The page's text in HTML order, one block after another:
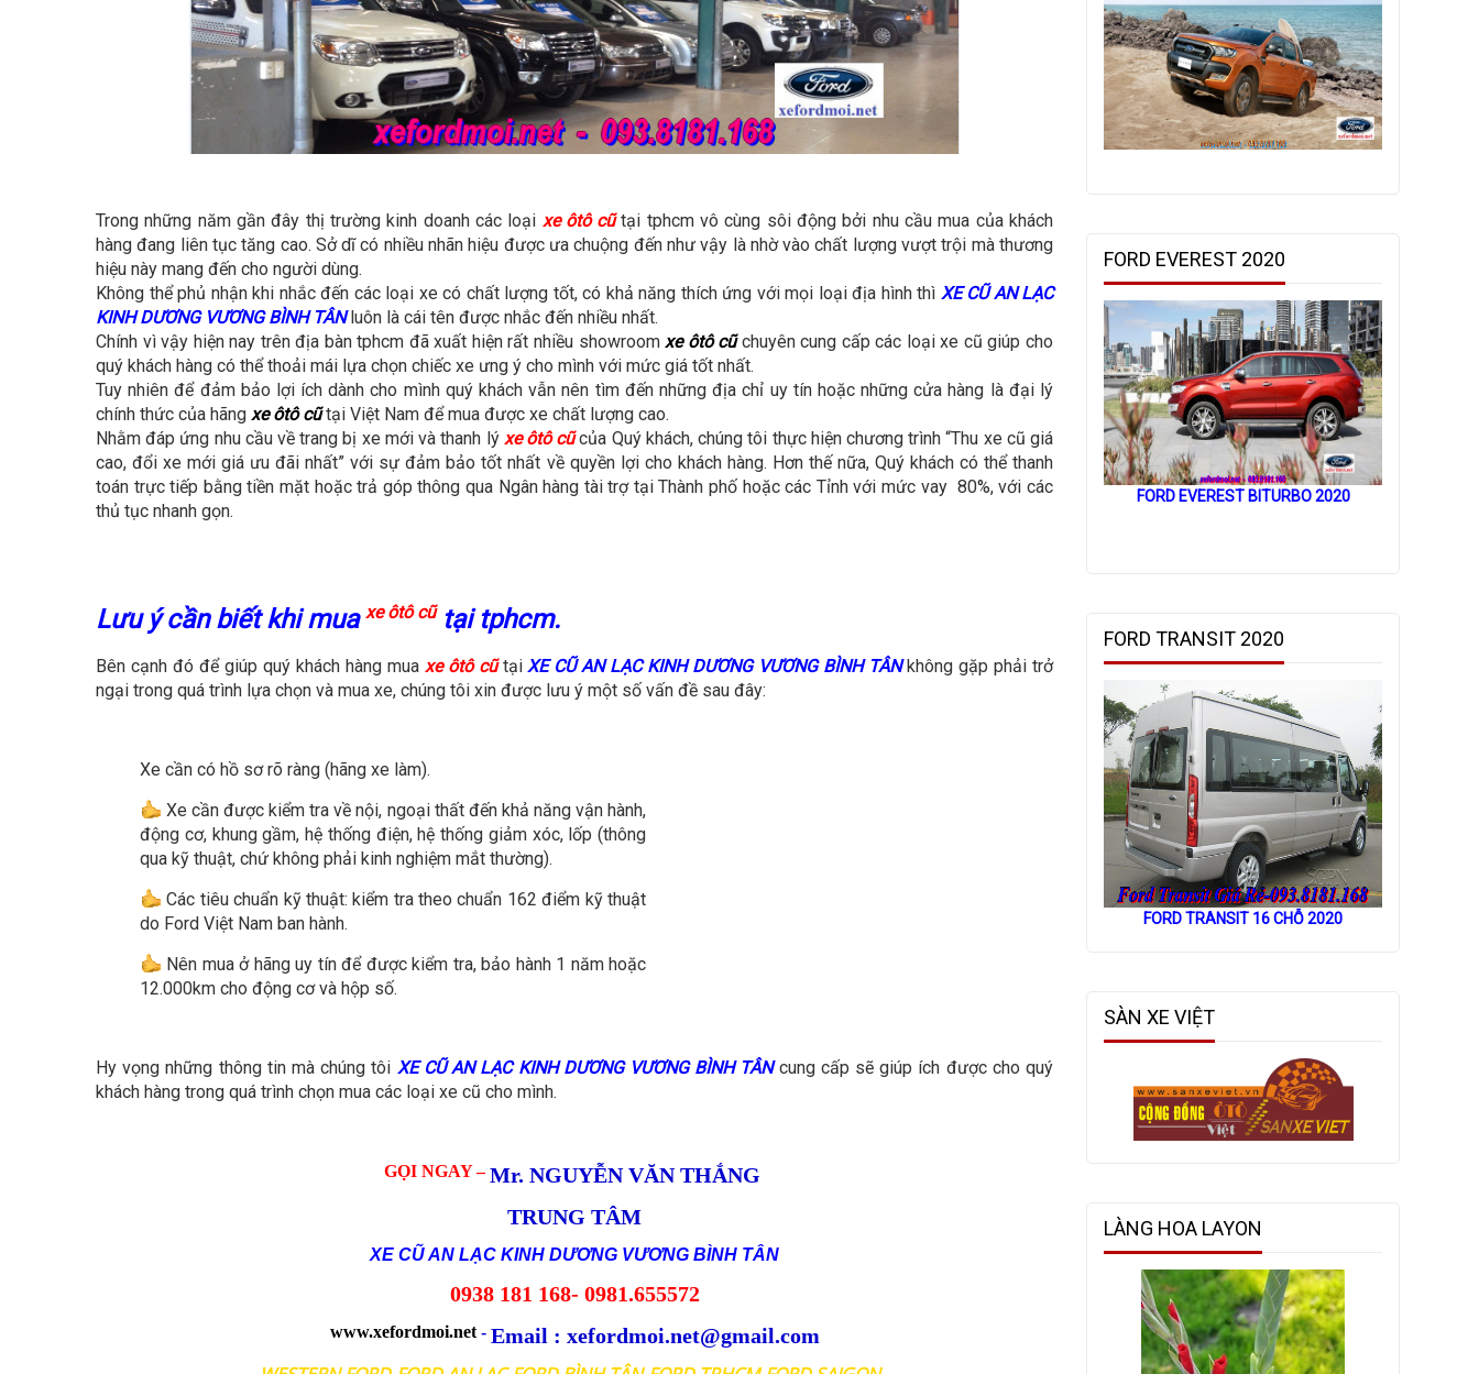
Trong những năm gần đây thị trường kinh doanh các loại xe ôtô cũtại tphcm vô cùng sôi động bởi nhu cầu mua của khách
hàng đang liên tục tăng cao. Sở dĩ có nhiều nhãn hiệu được ưa chuộng đến như vậy là nhờ vào chất lượng vượt trội mà thương
hiệu này mang đến cho người dùng.
Không thể phủ nhận khi nhắc đến các loại xe có chất lượng tốt, có khả năng thích ứng với mọi loại địa hình thì XE CŨ AN LẠC
KINH DƯƠNG VƯƠNG BÌNH TÂNluôn là cái tên được nhắc đến nhiều nhất.
Chính vì vậy hiện nay trên địa bàn tphcm đã xuất hiện rất nhiều showroomxe ôtô cũ chuyên cung cấp các loại xe cũ giúp cho
quý khách hàng có thể thoải mái lựa chọn chiếc xe ưng ý cho mình với mức giá tốt nhất.
Tuy nhiên để đảm bảo lợi ích dành cho mình quý khách vẫn nên tìm đến những địa chỉ uy tín hoặc những cửa hàng là đại lý
chính thức của hãng xe ôtô cũtại Việt Nam để mua được xe chất lượng cao.
Nhằm đáp ứng nhu cầu về trang bị xe mới và thanh lý xe ôtô cũcủa Quý khách, chúng tôi thực hiện chương trình “Thu xe cũ giá
cao, đổi xe mới giá ưu đãi nhất” với sự đảm bảo tốt nhất về quyền lợi cho khách hàng. Hơn thế nữa, Quý khách có thể thanh
toán trực tiếp bằng tiền mặt hoặc trả góp thông qua Ngân hàng tài trợ tại Thành phố hoặc các Tỉnh với mức vay 80%, với các
thủ tục nhanh gọn.
Lưu ý cần biết khi mua xe ôtô cũtại tphcm.
Bên cạnh đó để giúp quý khách hàng mua xe ôtô cũtạiXE CŨ AN LẠC KINH DƯƠNG VƯƠNG BÌNH TÂNkhông gặp phải trở
ngại trong quá trình lựa chọn và mua xe, chúng tôi xin được lưu ý một số vấn đề sau đây:
Xe cần có hồ sơ rõ ràng (hãng xe làm).
Xe cần được kiểm tra về nội, ngoại thất đến khả năng vận hành,
động cơ, khung gầm, hệ thống điện, hệ thống giảm xóc, lốp (thông
qua kỹ thuật, chứ không phải kinh nghiệm mắt thường).
Các tiêu chuẩn kỹ thuật: kiểm tra theo chuẩn 162 điểm kỹ thuật
do Ford Việt Nam ban hành.
Nên mua ở hãng uy tín để được kiểm tra, bảo hành 1 năm hoặc
12.000km cho động cơ và hộp số.
Hy vọng những thông tin mà chúng tôi XE CŨ AN LẠC KINH DƯƠNG VƯƠNG BÌNH TÂNcung cấp sẽ giúp ích được cho quý
khách hàng trong quá trình chọn mua các loại xe cũ cho mình.
GỌI NGAY –Mr. NGUYỄN VĂN THẮNG
TRUNG TÂM
XE CŨ AN LẠC KINH DƯƠNG VƯƠNG BÌNH TÂN
0938 181 168- 0981.655572
www.xefordmoi.net- Email : xefordmoi.net@gmail.com
FORD EVEREST 2020
FORD EVEREST BITURBO 2020
FORD TRANSIT 2020
FORD TRANSIT 16 CHỖ 2020
SÀN XE VIỆT
LÀNG HOA LAYON